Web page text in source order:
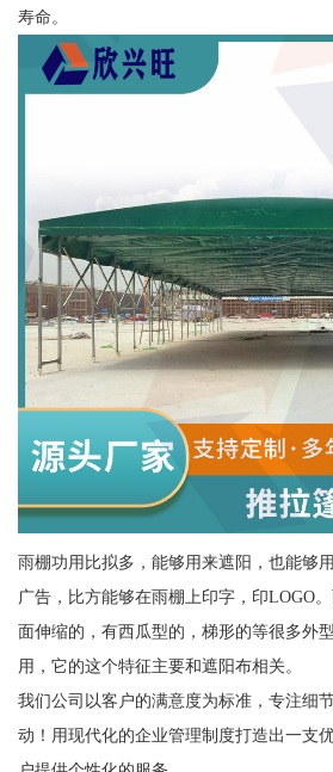
寿命。
雨棚功用比拟多，能够用来遮阳，也能够
广告，比方能够在雨棚上印字，印LOGO
面伸缩的，有西瓜型的，梯形的等很多外
用，它的这个特征主要和遮阳布相关。
我们公司以客户的满意度为标准，专注细
动！用现代化的企业管理制度打造出一支